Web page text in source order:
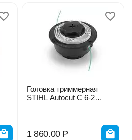
Головка триммерная
STIHL Autocut C 6-2
1 860.00 Р